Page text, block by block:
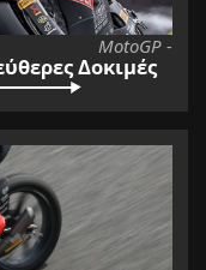
MotoGP -
Δοκιμές